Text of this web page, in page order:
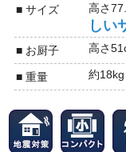
■ サイズ 高さ
しい
■ お厨子 高さ
■ 重量 約18kg